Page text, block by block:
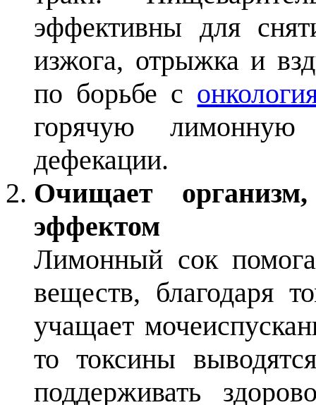
эффективны для
изжога, отрыжка и
по борьбе с
горячую
дефекации.
Очищает
эффектом
Лимонный сок
веществ, благодаря
учащает
то токсины
поддерживать